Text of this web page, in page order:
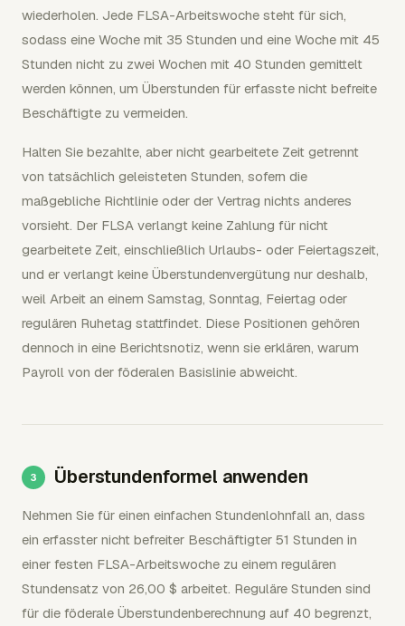
wiederholen. Jede FLSA-Arbeitswoche steht für sich,
sodass eine Woche mit 35 Stunden und eine Woche mit 45
Stunden nicht zu zwei Wochen mit 40 Stunden gemittelt
werden können, um Überstunden für erfasste nicht befreite
Beschäftigte zu vermeiden.
Halten Sie bezahlte, aber nicht gearbeitete Zeit getrennt
von tatsächlich geleisteten Stunden, sofern die
maßgebliche Richtlinie oder der Vertrag nichts anderes
vorsieht. Der FLSA verlangt keine Zahlung für nicht
gearbeitete Zeit, einschließlich Urlaubs- oder Feiertagszeit,
und er verlangt keine Überstundenvergütung nur deshalb,
weil Arbeit an einem Samstag, Sonntag, Feiertag oder
regulären Ruhetag stattfindet. Diese Positionen gehören
dennoch in eine Berichtsnotiz, wenn sie erklären, warum
Payroll von der föderalen Basislinie abweicht.
Überstundenformel anwenden
Nehmen Sie für einen einfachen Stundenlohnfall an, dass
ein erfasster nicht befreiter Beschäftigter 51 Stunden in
einer festen FLSA-Arbeitswoche zu einem regulären
Stundensatz von 26,00 $ arbeitet. Reguläre Stunden sind
für die föderale Überstundenberechnung auf 40 begrenzt,